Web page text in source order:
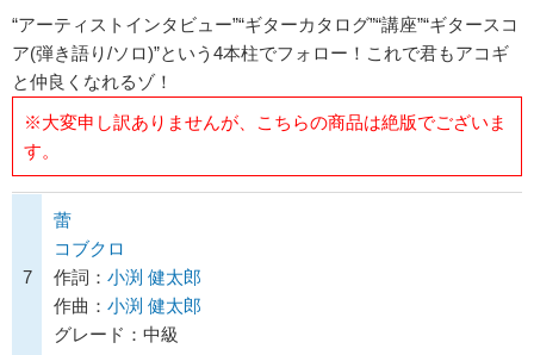
“アーティストインタビュー”“ギターカタログ”“講座”“ギタースコ
ア(弾き語り/ソロ)”という4本柱でフォロー！これで君もアコギ
と仲良くなれるゾ！
※大変申し訳ありませんが、こちらの商品は絶版でございま
す。
7
蕾
コブクロ
作詞： 小渕 健太郎
作曲： 小渕 健太郎
グレード：中級